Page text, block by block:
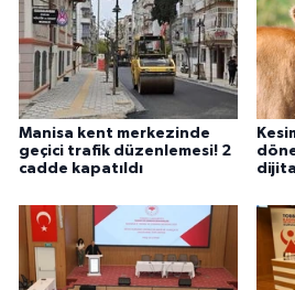
Manisa kent merkezinde
geçici trafik düzenlemesi! 2
cadde kapatıldı